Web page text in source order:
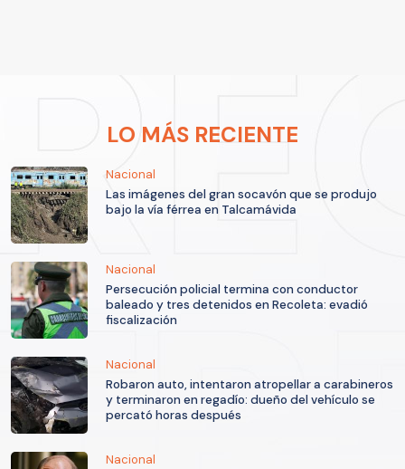
LO MÁS RECIENTE
Nacional
Las imágenes del gran socavón que se produjo
bajo la vía férrea en Talcamávida
Nacional
Persecución policial termina con conductor
baleado y tres detenidos en Recoleta: evadió
fiscalización
Nacional
Robaron auto, intentaron atropellar a carabineros
y terminaron en regadío: dueño del vehículo se
percató horas después
Nacional